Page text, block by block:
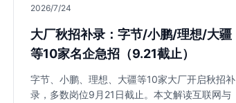
2026/7/24
大厂秋招补录：字节/小鹏/理想/大疆
等10家名企急招（9.21截止）
字节、小鹏、理想、大疆等10家大厂开启秋招补
录，多数岗位9月21日截止。本文解读互联网与